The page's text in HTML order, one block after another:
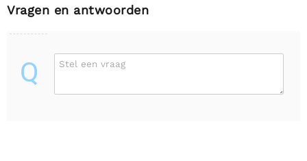
Vragen en antwoorden
Q Stel een vraag